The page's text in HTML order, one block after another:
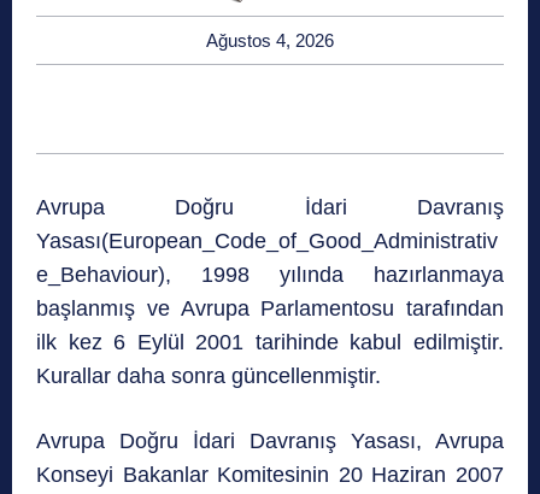
Ağustos 4, 2026
Avrupa Doğru İdari Davranış
Yasası(European_Code_of_Good_Administrativ
e_Behaviour), 1998 yılında hazırlanmaya
başlanmış ve Avrupa Parlamentosu tarafından
ilk kez 6 Eylül 2001 tarihinde kabul edilmiştir.
Kurallar daha sonra güncellenmiştir.
Avrupa Doğru İdari Davranış Yasası, Avrupa
Konseyi Bakanlar Komitesinin 20 Haziran 2007